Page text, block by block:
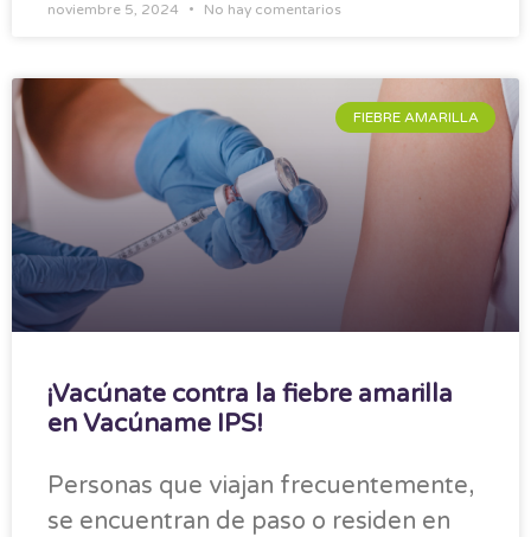
noviembre 5, 2024 No hay comentarios
FIEBRE AMARILLA
¡Vacúnate contra la fiebre amarilla
en Vacúname IPS!
Personas que viajan frecuentemente,
se encuentran de paso o residen en